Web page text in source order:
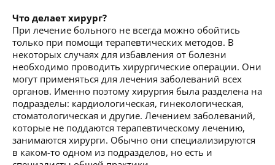
Что делает хирург?
При лечение больного не всегда можно обойтись
только при помощи терапевтических методов. В
некоторых случаях для избавления от болезни
необходимо проводить хирургические операции. Они
могут применяться для лечения заболеваний всех
органов. Именно поэтому хирургия была разделена на
подразделы: кардиологическая, гинекологическая,
стоматологическая и другие. Лечением заболеваний,
которые не поддаются терапевтическому лечению,
занимаются хирурги. Обычно они специализируются
в каком-то одном из подразделов, но есть и